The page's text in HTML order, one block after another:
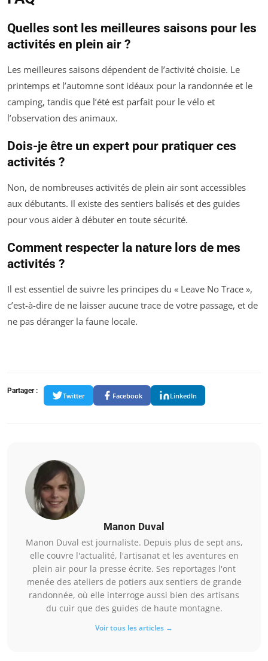
Quelles sont les meilleures saisons pour les
activités en plein air ?
Les meilleures saisons dépendent de l’activité choisie. Le
printemps et l’automne sont idéaux pour la randonnée et le
camping, tandis que l’été est parfait pour le vélo et
l’observation des animaux.
Dois-je être un expert pour pratiquer ces
activités ?
Non, de nombreuses activités de plein air sont accessibles
aux débutants. Il existe des sentiers balisés et des guides
pour vous aider à débuter en toute sécurité.
Comment respecter la nature lors de mes
activités ?
Il est essentiel de suivre les principes du « Leave No Trace »,
c’est-à-dire de ne laisser aucune trace de votre passage, et de
ne pas déranger la faune locale.
Partager :
Twitter Facebook LinkedIn
Manon Duval
Manon Duval est journaliste. Depuis plus de sept ans,
elle couvre l'actualité, l'artisanat et les aventures en
plein air pour la presse écrite. Ses reportages l'ont
menée des ateliers de potiers aux sentiers de grande
randonnée, où elle interroge aussi bien des artisans
du cuir que des guides de haute montagne.
Voir tous les articles →